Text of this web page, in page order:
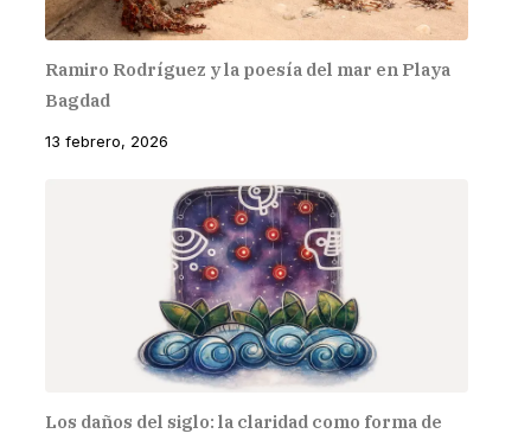
Ramiro Rodríguez y la poesía del mar en Playa
Bagdad
13 febrero, 2026
Los daños del siglo: la claridad como forma de